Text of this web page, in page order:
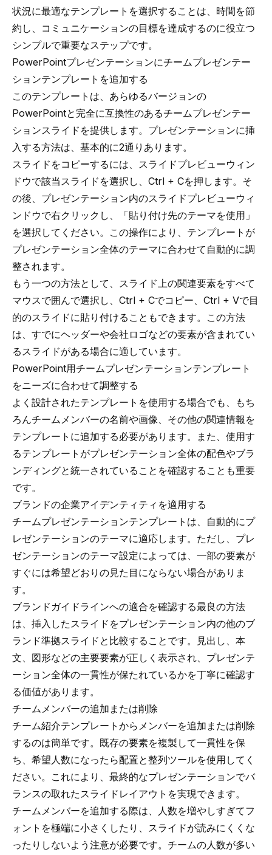
状況に最適なテンプレートを選択することは、時間を節
約し、コミュニケーションの目標を達成するのに役立つ
シンプルで重要なステップです。
PowerPointプレゼンテーションにチームプレゼンテー
ションテンプレートを追加する
このテンプレートは、あらゆるバージョンの
PowerPointと完全に互換性のあるチームプレゼンテー
ションスライドを提供します。プレゼンテーションに挿
入する方法は、基本的に2通りあります。
スライドをコピーするには、スライドプレビューウィン
ドウで該当スライドを選択し、Ctrl + Cを押します。そ
の後、プレゼンテーション内のスライドプレビューウィ
ンドウで右クリックし、「貼り付け先のテーマを使用」
を選択してください。この操作により、テンプレートが
プレゼンテーション全体のテーマに合わせて自動的に調
整されます。
もう一つの方法として、スライド上の関連要素をすべて
マウスで囲んで選択し、Ctrl + Cでコピー、Ctrl + Vで目
的のスライドに貼り付けることもできます。この方法
は、すでにヘッダーや会社ロゴなどの要素が含まれてい
るスライドがある場合に適しています。
PowerPoint用チームプレゼンテーションテンプレート
をニーズに合わせて調整する
よく設計されたテンプレートを使用する場合でも、もち
ろんチームメンバーの名前や画像、その他の関連情報を
テンプレートに追加する必要があります。また、使用す
るテンプレートがプレゼンテーション全体の配色やブラ
ンディングと統一されていることを確認することも重要
です。
ブランドの企業アイデンティティを適用する
チームプレゼンテーションテンプレートは、自動的にプ
レゼンテーションのテーマに適応します。ただし、プレ
ゼンテーションのテーマ設定によっては、一部の要素が
すぐには希望どおりの見た目にならない場合がありま
す。
ブランドガイドラインへの適合を確認する最良の方法
は、挿入したスライドをプレゼンテーション内の他のブ
ランド準拠スライドと比較することです。見出し、本
文、図形などの主要要素が正しく表示され、プレゼンテ
ーション全体の一貫性が保たれているかを丁寧に確認す
る価値があります。
チームメンバーの追加または削除
チーム紹介テンプレートからメンバーを追加または削除
するのは簡単です。既存の要素を複製して一貫性を保
ち、希望人数になったら配置と整列ツールを使用してく
ださい。これにより、最終的なプレゼンテーションでバ
ランスの取れたスライドレイアウトを実現できます。
チームメンバーを追加する際は、人数を増やしすぎてフ
ォントを極端に小さくしたり、スライドが読みにくくな
ったりしないよう注意が必要です。チームの人数が多い